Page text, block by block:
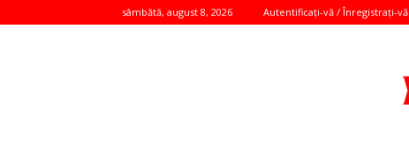
sâmbătă, august 8, 2026 Autentificați-vă / Înregistrați-vă